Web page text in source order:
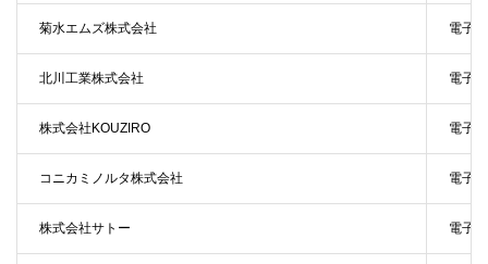
菊水エムズ株式会社 電子
北川工業株式会社 電子
株式会社KOUZIRO 電子
コニカミノルタ株式会社 電子
株式会社サトー 電子